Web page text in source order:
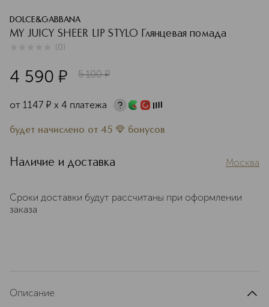
DOLCE&GABBANA
MY JUICY SHEER LIP STYLO Глянцевая помада
(0)
4 590 ¤ 5 100 ¤
от 1147 ¤ х 4 платежа
будет начислено от 45 бонусов
Наличие и доставка Москва
Сроки доставки будут рассчитаны при оформлении
заказа
Описание